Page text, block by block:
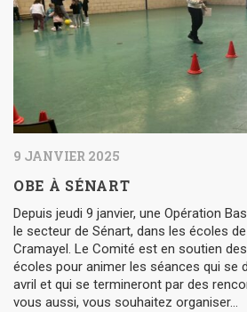
9 JANVIER 2025
OBE À SÉNART
Depuis jeudi 9 janvier, une Opération
le secteur de Sénart, dans les écoles
Cramayel. Le Comité est en soutien
écoles pour animer les séances qui se
avril et qui se termineront par des
vous aussi, vous souhaitez organiser…